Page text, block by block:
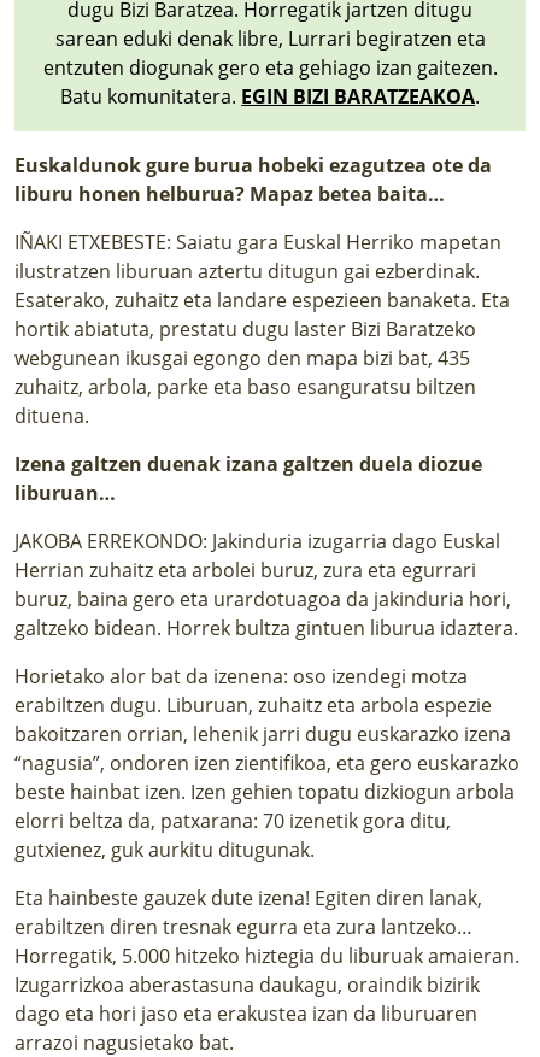
dugu Bizi Baratzea. Horregatik jartzen ditugu
sarean eduki denak libre, Lurrari begiratzen eta
entzuten diogunak gero eta gehiago izan gaitezen.
Batu komunitatera. EGIN BIZI BARATZEAKOA.
Euskaldunok gure burua hobeki ezagutzea ote da
liburu honen helburua? Mapaz betea baita…
IÑAKI ETXEBESTE: Saiatu gara Euskal Herriko mapetan
ilustratzen liburuan aztertu ditugun gai ezberdinak.
Esaterako, zuhaitz eta landare espezieen banaketa. Eta
hortik abiatuta, prestatu dugu laster Bizi Baratzeko
webgunean ikusgai egongo den mapa bizi bat, 435
zuhaitz, arbola, parke eta baso esanguratsu biltzen
dituena.
Izena galtzen duenak izana galtzen duela diozue
liburuan…
JAKOBA ERREKONDO: Jakinduria izugarria dago Euskal
Herrian zuhaitz eta arbolei buruz, zura eta egurrari
buruz, baina gero eta urardotuagoa da jakinduria hori,
galtzeko bidean. Horrek bultza gintuen liburua idaztera.
Horietako alor bat da izenena: oso izendegi motza
erabiltzen dugu. Liburuan, zuhaitz eta arbola espezie
bakoitzaren orrian, lehenik jarri dugu euskarazko izena
“nagusia”, ondoren izen zientifikoa, eta gero euskarazko
beste hainbat izen. Izen gehien topatu dizkiogun arbola
elorri beltza da, patxarana: 70 izenetik gora ditu,
gutxienez, guk aurkitu ditugunak.
Eta hainbeste gauzek dute izena! Egiten diren lanak,
erabiltzen diren tresnak egurra eta zura lantzeko…
Horregatik, 5.000 hitzeko hiztegia du liburuak amaieran.
Izugarrizkoa aberastasuna daukagu, oraindik bizirik
dago eta hori jaso eta erakustea izan da liburuaren
arrazoi nagusietako bat.